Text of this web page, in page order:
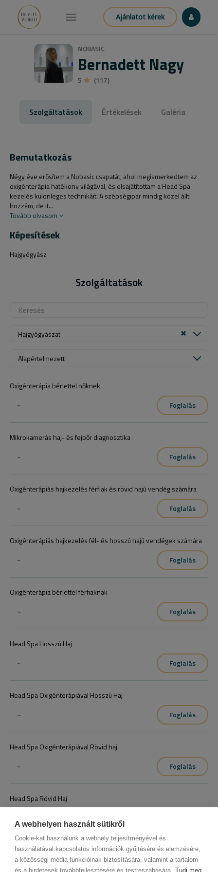
A webhelyen használt sütikről
Cookie-kat használunk a webhely teljesítményével és
használatával kapcsolatos információk gyűjtésére és elemzésére,
a közösségi média funkcióinak biztosítására, valamint a tartalom
és a hirdetések továbbfejlesztésére és testreszabására. Tudj meg
Ajánlatot kérek
NOBASIC
Bernadett Nagy
5 (117)
Szolgáltatások Értékelések Galéria
Bemutatkozás
Négy éve erősítem a Nobasic csapatát, ahol megismerkedtem az
oxigénterápia hatékony világával, és elsajátítottam a Head Spa
kezelés különleges technikáit. A szépségipar mindig közel állt
hozzám, de it...
Tovább olvasom
Képesítések
Hajgyógyász
Szolgáltatások
Hajgyógyászat
Alapértelmezett
Oxigénterápia bérlettel nőknek
~
Foglalás
Mikrokamerás haj- és fejbőr diagnosztika
~
Foglalás
Oxigénterápiás hajkezelés férfiak és rövid hajú vendég számára
~
Foglalás
Oxigénterápiás hajkezelés fél- és hosszú hajú vendégek számára
~
Foglalás
Oxigénterápia bérlettel férfiaknak
~
Foglalás
Head Spa Hosszú Haj
~
Foglalás
Head Spa Oxigénterápiával Hosszú Haj
~
Foglalás
Head Spa Oxigénterápiával Rövid haj
~
Foglalás
Head Spa Rövid Haj